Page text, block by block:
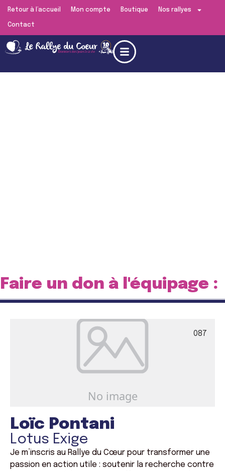
Retour à l’accueil Mon compte Boutique Nos rallyes
Contact
Faire un don à l'équipage :
087
Loïc Pontani
Lotus Exige
Je m’inscris au Rallye du Cœur pour transformer une
passion en action utile : soutenir la recherche contre